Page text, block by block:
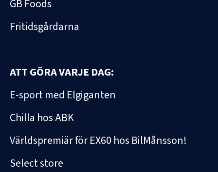
GB Foods
Fritidsgårdarna
ATT GÖRA VARJE DAG:
E-sport med Elgiganten
Chilla hos ABK
Världspremiär för EX60 hos BilMånsson!
Select store